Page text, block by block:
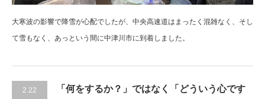
大寒波の影響で降雪が心配でしたが、中央高速道はまったく混雑なく、そし
て雪もなく、あっという間に中津川市に到着しました。
2.22
「何をするか？」ではなく「どういう心です